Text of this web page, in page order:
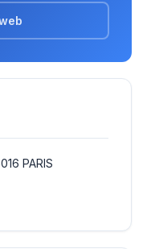
PARIS